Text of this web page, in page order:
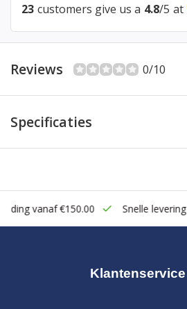
23 customers give us a 4.8/5 at
Reviews 0/10
Specificaties
vanaf €150.00 Snelle levering
Klantenservice